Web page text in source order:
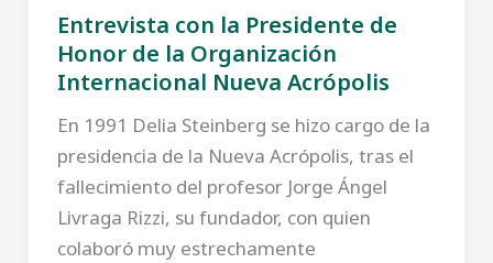
Entrevista con la Presidente de
Honor de la Organización
Internacional Nueva Acrópolis
En 1991 Delia Steinberg se hizo cargo de la
presidencia de la Nueva Acrópolis, tras el
fallecimiento del profesor Jorge Ángel
Livraga Rizzi, su fundador, con quien
colaboró muy estrechamente